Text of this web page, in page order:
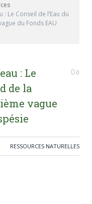
: Le Conseil de l’Eau du
du Fonds EAU
: Le
de la
vague
0
RESSOURCES NATURELLES